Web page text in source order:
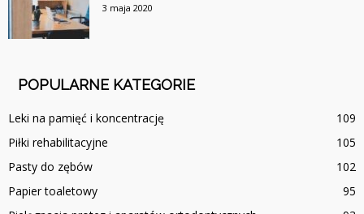
3 maja 2020
POPULARNE KATEGORIE
Leki na pamięć i koncentrację
109
Piłki rehabilitacyjne
105
Pasty do zębów
102
Papier toaletowy
95